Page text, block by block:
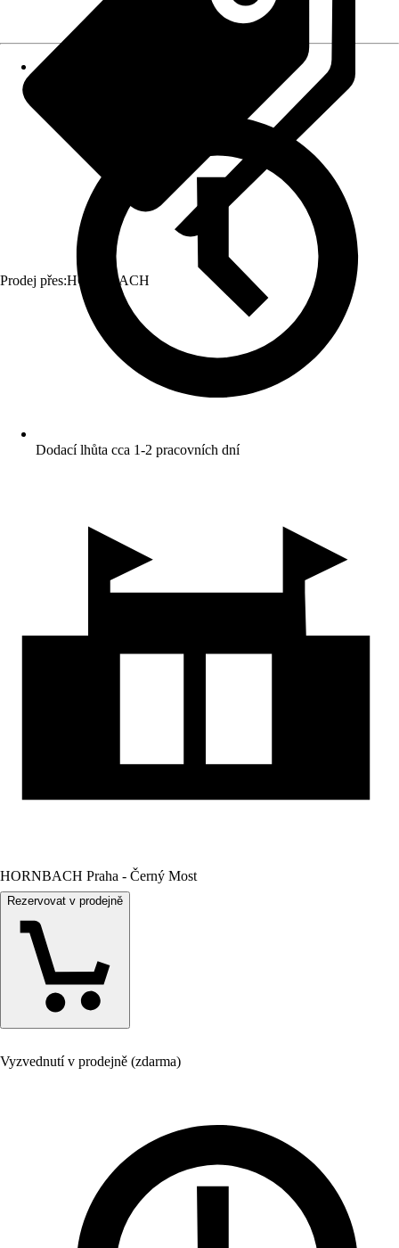
Prodej přes:HORNBACH
Dodací lhůta cca 1-2 pracovních dní
HORNBACH Praha - Černý Most
Rezervovat v prodejně
Vyzvednutí v prodejně (zdarma)